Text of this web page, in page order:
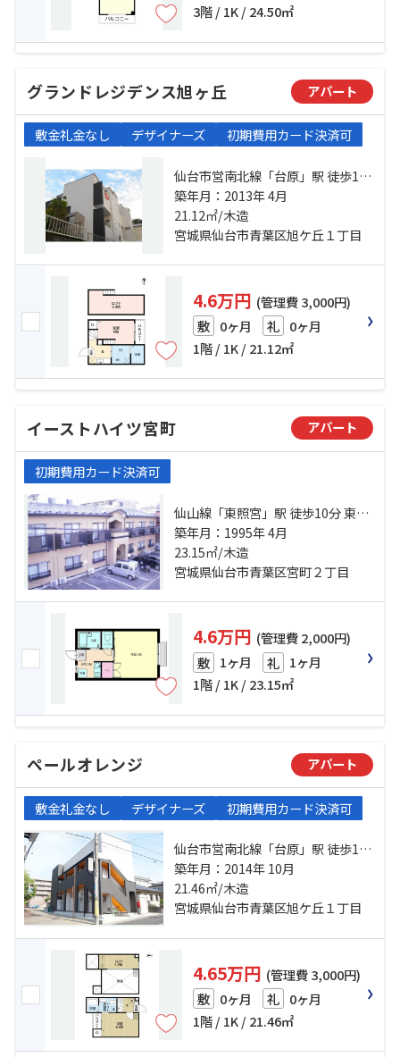
3階 / 1K / 24.50㎡
グランドレジデンス旭ヶ丘 アパート
敷金礼金なし デザイナーズ 初期費用カード決済可
仙台市営南北線「台原」駅 徒歩10
分 仙台市営南北線「旭ヶ丘」駅 徒
歩14分 仙山線「東照宮」駅 徒歩19
分
築年月：2013年 4月
21.12㎡/木造
宮城県仙台市青葉区旭ケ丘１丁目
4.6万円 (管理費 3,000円)
敷 0ヶ月 礼 0ヶ月
1階 / 1K / 21.12㎡
イーストハイツ宮町 アパート
初期費用カード決済可
仙山線「東照宮」駅 徒歩10分 東北
本線「仙台」駅 徒歩19分 仙台市営
南北線「仙台」駅 徒歩19分
築年月：1995年 4月
23.15㎡/木造
宮城県仙台市青葉区宮町２丁目
4.6万円 (管理費 2,000円)
敷 1ヶ月 礼 1ヶ月
1階 / 1K / 23.15㎡
ペールオレンジ アパート
敷金礼金なし デザイナーズ 初期費用カード決済可
仙台市営南北線「台原」駅 徒歩11
分 仙山線「東照宮」駅 徒歩18分 仙
台市営南北線「旭ヶ丘」駅 徒歩12
分
築年月：2014年 10月
21.46㎡/木造
宮城県仙台市青葉区旭ケ丘１丁目
4.65万円 (管理費 3,000円)
敷 0ヶ月 礼 0ヶ月
1階 / 1K / 21.46㎡